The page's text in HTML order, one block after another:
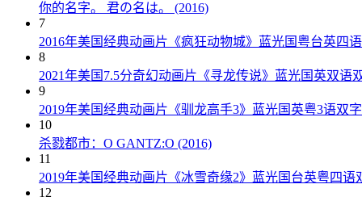
你的名字。 君の名は。 (2016)
7
2016年美国经典动画片《疯狂动物城》蓝光国粤台英四
8
2021年美国7.5分奇幻动画片《寻龙传说》蓝光国英双语
9
2019年美国经典动画片《驯龙高手3》蓝光国英粤3语双字
10
杀戮都市：O GANTZ:O (2016)
11
2019年美国经典动画片《冰雪奇缘2》蓝光国台英粤四语
12